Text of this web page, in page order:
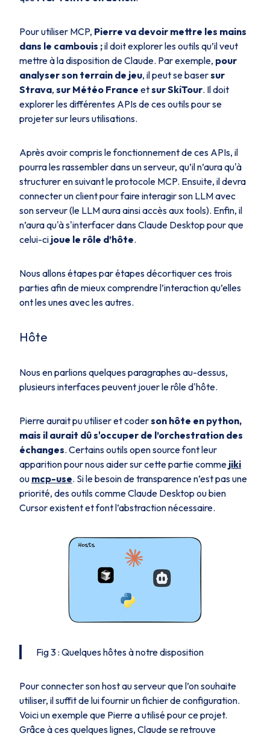
Pour utiliser MCP, Pierre va devoir mettre les mains
dans le cambouis ;il doit explorer les outils qu’il veut
mettre à la disposition de Claude. Par exemple, pour
analyser son terrain de jeu, il peut se basersur
Strava, sur Météo France etsur SkiTour. Il doit
explorer les différentes APIs de ces outils pour se
projeter sur leurs utilisations.
Après avoir compris le fonctionnement de ces APIs, il
pourra les rassembler dans un serveur, qu’il n’aura qu'à
structurer en suivant le protocole MCP. Ensuite, il devra
connecter un client pour faire interagir son LLM avec
son serveur (le LLM aura ainsi accès auxtools). Enfin, il
n’aura qu'à s'interfacer dans Claude Desktop pour que
celui-ci joue le rôle d’hôte.
Nous allons étapes par étapes décortiquer ces trois
parties afin de mieux comprendre l’interaction qu’elles
ont les unes avec les autres.
Hôte
Nous en parlions quelques paragraphes au-dessus,
plusieurs interfaces peuvent jouer le rôle d'hôte.
Pierre aurait pu utiliser et coderson hôte en python,
mais il aurait dû s'occuper de l’orchestration des
échanges. Certains outils open source font leur
apparition pour nous aider sur cette partie comme jiki
ou mcp-use. Si le besoin de transparence n’est pas une
priorité, des outils comme Claude Desktop ou bien
Cursor existent et font l’abstraction nécessaire.
Fig 3 : Quelques hôtes à notre disposition
Pour connecter son host au serveur que l’on souhaite
utiliser, il suffit de lui fournir un fichier de configuration.
Voici un exemple que Pierre a utilisé pour ce projet.
Grâce à ces quelques lignes, Claude se retrouve